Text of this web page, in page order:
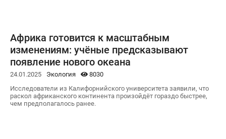
Африка готовится к масштабным
изменениям: учёные предсказывают
появление нового океана
24.01.2025 Экология
8030
Исследователи из Калифорнийского университета заявили, что
раскол африканского континента произойдёт гораздо быстрее,
чем предполагалось ранее.